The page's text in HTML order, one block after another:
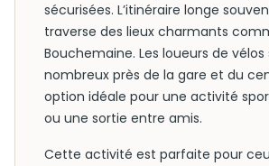
sécurisées. L’itinéraire longe
traverse des lieux charmants
Bouchemaine. Les loueurs de vélos
nombreux près de la gare et du
option idéale pour une activité
ou une sortie entre amis.
Cette activité est parfaite pour